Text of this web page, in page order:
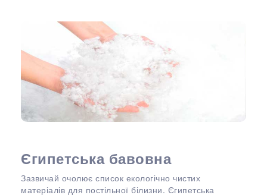
Єгипетська бавовна
Зазвичай очолює список екологічно чистих
матеріалів для постільної білизни. Єгипетська